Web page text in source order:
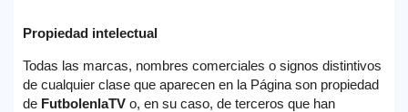
Propiedad intelectual
Todas las marcas, nombres comerciales o signos distintivos
de cualquier clase que aparecen en la Página son propiedad
de FutbolenlaTV o, en su caso, de terceros que han